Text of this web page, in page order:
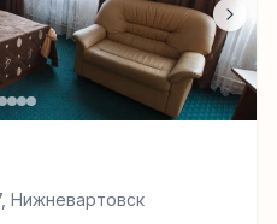
Нижневартовск